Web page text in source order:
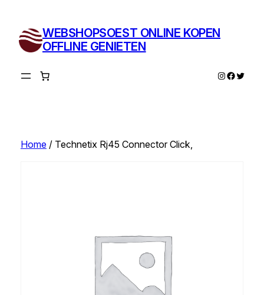
inhoud
WEBSHOPSOEST ONLINE KOPEN
OFFLINE GENIETEN
Instagram
Twitter
Home/ Technetix Rj45 Connector Click,